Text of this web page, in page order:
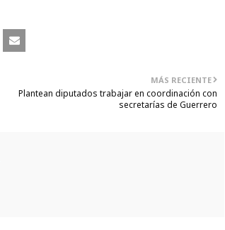
MÁS RECIENTE
Plantean diputados trabajar en coordinación con
secretarías de Guerrero